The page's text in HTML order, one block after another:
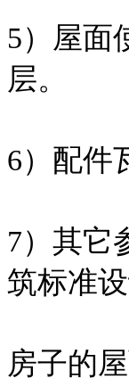
5）屋面
层。
6）配件
7）其它
筑标准
房子的